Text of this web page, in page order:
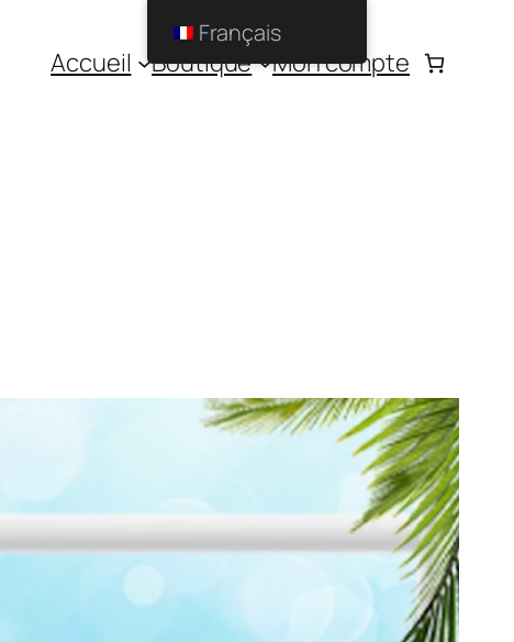
Accueil Boutique Mon compte
Français